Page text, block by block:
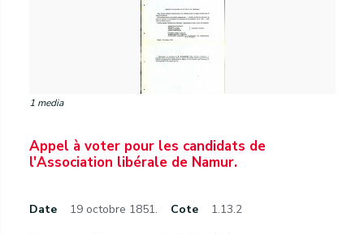
1 media
Appel à voter pour les candidats de
l'Association libérale de Namur.
Date 19 octobre 1851. Cote 1.13.2